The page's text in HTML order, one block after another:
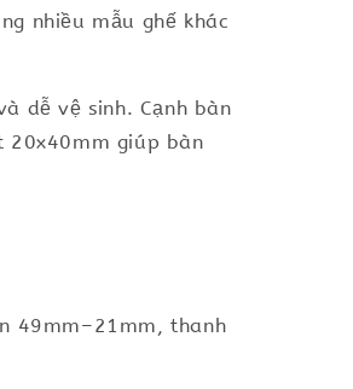
nhiều mẫu ghế khác
dễ vệ sinh. Cạnh bàn
20x40mm giúp bàn
49mm–21mm, thanh